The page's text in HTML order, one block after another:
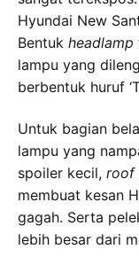
Hyundai New
Bentuk headlamp
lampu yang
berbentuk huruf
Untuk bagian
lampu yang
spoiler kecil, roof
membuat kesan
gagah. Serta
lebih besar dari